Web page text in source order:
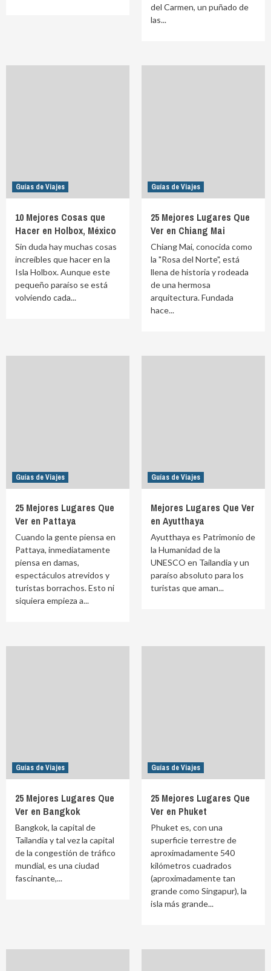
del Carmen, un puñado de
las...
Guías de Viajes
10 Mejores Cosas que
Hacer en Holbox, México
Sin duda hay muchas cosas
increíbles que hacer en la
Isla Holbox. Aunque este
pequeño paraíso se está
volviendo cada...
Guías de Viajes
25 Mejores Lugares Que
Ver en Chiang Mai
Chiang Mai, conocida como
la "Rosa del Norte", está
llena de historia y rodeada
de una hermosa
arquitectura. Fundada
hace...
Guías de Viajes
25 Mejores Lugares Que
Ver en Pattaya
Cuando la gente piensa en
Pattaya, inmediatamente
piensa en damas,
espectáculos atrevidos y
turistas borrachos. Esto ni
siquiera empieza a...
Guías de Viajes
Mejores Lugares Que Ver
en Ayutthaya
Ayutthaya es Patrimonio de
la Humanidad de la
UNESCO en Tailandia y un
paraíso absoluto para los
turistas que aman...
Guías de Viajes
25 Mejores Lugares Que
Ver en Bangkok
Bangkok, la capital de
Tailandia y tal vez la capital
de la congestión de tráfico
mundial, es una ciudad
fascinante,...
Guías de Viajes
25 Mejores Lugares Que
Ver en Phuket
Phuket es, con una
superficie terrestre de
aproximadamente 540
kilómetros cuadrados
(aproximadamente tan
grande como Singapur), la
isla más grande...